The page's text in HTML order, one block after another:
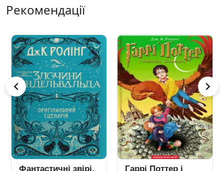
Рекомендації
Фантастичні звірі.
Гаррі Поттер і